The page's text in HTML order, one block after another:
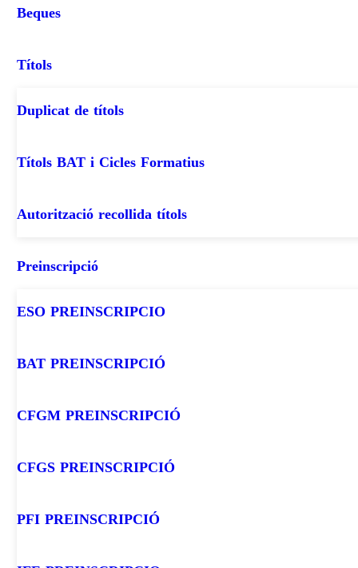
Beques
Títols
Duplicat de títols
Títols BAT i Cicles Formatius
Autorització recollida títols
Preinscripció
ESO PREINSCRIPCIO
BAT PREINSCRIPCIÓ
CFGM PREINSCRIPCIÓ
CFGS PREINSCRIPCIÓ
PFI PREINSCRIPCIÓ